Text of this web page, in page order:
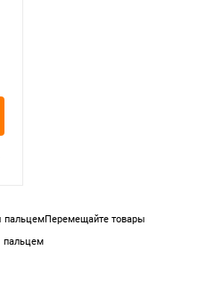
Перемещайте товары
пальцем